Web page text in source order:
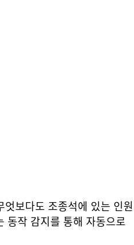
보다도 조종석에 있는 인원
동작 감지를 통해 자동으로